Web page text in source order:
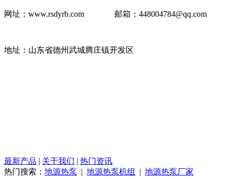
网址：www.rsdyrb.com 邮箱：448004784@qq.com
地址：山东省德州武城腾庄镇开发区
最新产品 | 关于我们 | 热门资讯
热门搜索： 地源热泵 | 地源热泵机组 | 地源热泵厂家